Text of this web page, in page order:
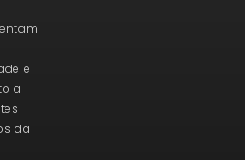
e
a
da